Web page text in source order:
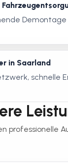
in Saarland
schnelle
professionelle